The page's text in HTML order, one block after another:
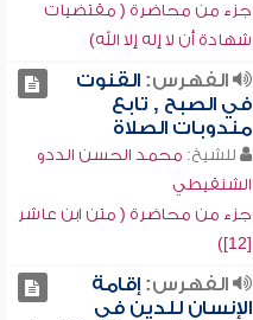
جزء من محاضرة ( مقتضيات
شهادة أن لا إله إلا الله)
الفهرس:القنوت
في الصبح , تابع
مندوبات الصلاة
للشيخ: محمد الحسن الددو
الشنقيطي
جزء من محاضرة ( متن ابن عاشر
[12])
الفهرس:إقامة
الإنسان للدين في